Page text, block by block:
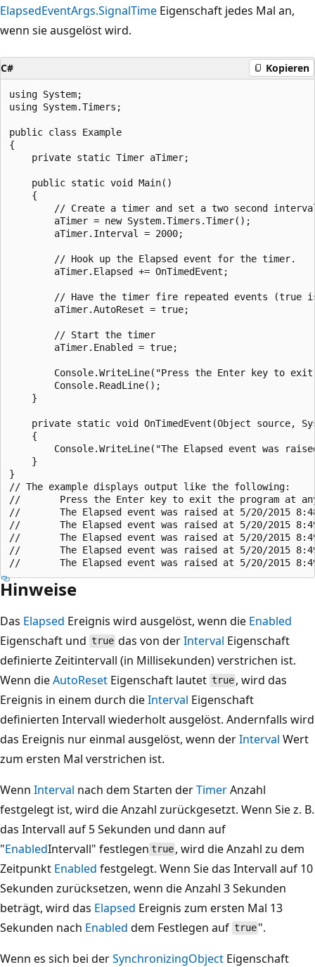
ElapsedEventArgs.SignalTime Eigenschaft jedes Mal an,
wenn sie ausgelöst wird.
C# Kopieren
using System;
using System.Timers;
public class Example
{
    private static Timer aTimer;
    public static void Main()
    {
// Create a timer and set a two second
        aTimer = new System.Timers.Timer();
        aTimer.Interval = 2000;
        // Hook up the Elapsed event for the timer.
        aTimer.Elapsed += OnTimedEvent;
// Have the timer fire repeated events (true
        aTimer.AutoReset = true;
        // Start the timer
        aTimer.Enabled = true;
Console.WriteLine("Press the Enter key to
        Console.ReadLine();
    }
private static void OnTimedEvent(Object source,
    {
Console.WriteLine("The Elapsed event was
    }
}
// The example displays output like the following:
//       Press the Enter key to exit the program at
//       The Elapsed event was raised at 5/20/2015
//       The Elapsed event was raised at 5/20/2015
//       The Elapsed event was raised at 5/20/2015
//       The Elapsed event was raised at 5/20/2015
Hinweise
Das Elapsed Ereignis wird ausgelöst, wenn die Enabled
Eigenschaft und true das von derInterval Eigenschaft
definierte Zeitintervall (in Millisekunden) verstrichen ist.
Wenn dieAutoReset Eigenschaft lautet true , wird das
Ereignis in einem durch dieInterval Eigenschaft
definierten Intervall wiederholt ausgelöst. Andernfalls wird
das Ereignis nur einmal ausgelöst, wenn derInterval Wert
zum ersten Mal verstrichen ist.
Wenn Interval nach dem Starten derTimerAnzahl
festgelegt ist, wird die Anzahl zurückgesetzt. Wenn Sie z. B.
das Intervall auf 5 Sekunden und dann auf
"EnabledIntervall" festlegen true , wird die Anzahl zu dem
Zeitpunkt Enabled festgelegt. Wenn Sie das Intervall auf 10
Sekunden zurücksetzen, wenn die Anzahl 3 Sekunden
beträgt, wird das Elapsed Ereignis zum ersten Mal 13
Sekunden nach Enabled dem Festlegen auf true ".
Wenn es sich bei derSynchronizingObject Eigenschaft